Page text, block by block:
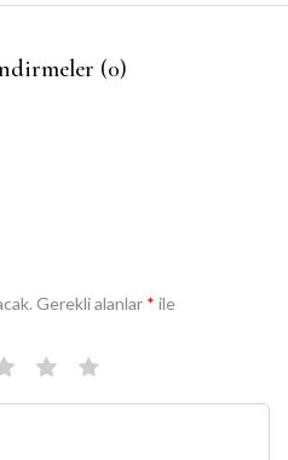
(0)
Gerekli alanlar * ile